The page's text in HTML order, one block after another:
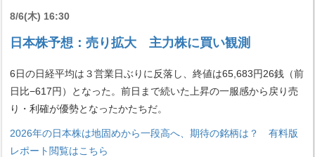
8/6(木) 16:30
日本株予想：売り拡大 主力株に買い観測
6日の日経平均は３営業日ぶりに反落し、終値は65,683円26銭（前
日比−617円）となった。前日まで続いた上昇の一服感から戻り売
り・利確が優勢となったかたちだ。
2026年の日本株は地固めから一段高へ、期待の銘柄は？ 有料版
レポート閲覧はこちら